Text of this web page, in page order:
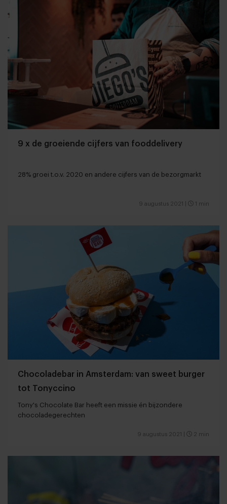
9 x de groeiende cijfers van fooddelivery
28% groei t.o.v. 2020 en andere cijfers van de bezorgmarkt
9 augustus 2021 1 min
Chocoladebar in Amsterdam: van sweet burger
tot Tonyccino
Tony's Chocolate Bar heeft een missie én bijzondere
chocoladegerechten
9 augustus 2021 2 min